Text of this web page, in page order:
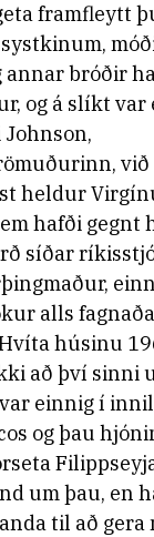
framfleytt
annar bróðir
og á slíkt var
við
heldur
hafði
síðar
alls
húsinu
að því sinni
einnig í
og þau
um þau, en
til að gera